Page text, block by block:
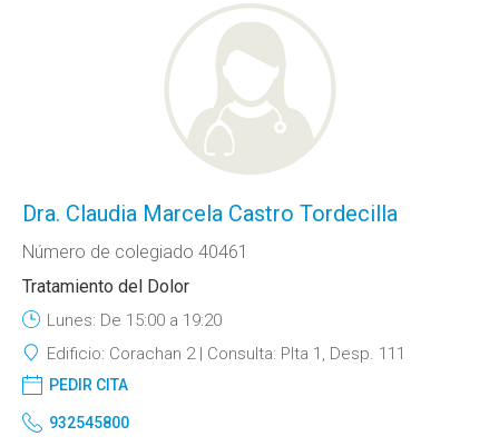
Dra. Claudia Marcela Castro Tordecilla
Número de colegiado 40461
Tratamiento del Dolor
Lunes: De 15:00 a 19:20
Edificio: Corachan 2 Consulta: Plta 1, Desp. 111
PEDIR CITA
932545800